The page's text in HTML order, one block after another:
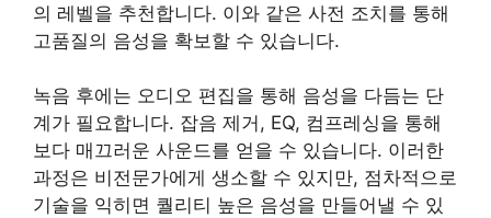
의 레벨을 추천합니다. 이와 같은 사전 조치를 통해
고품질의 음성을 확보할 수 있습니다.
녹음 후에는 오디오 편집을 통해 음성을 다듬는 단
계가 필요합니다. 잡음 제거, EQ, 컴프레싱을 통해
보다 매끄러운 사운드를 얻을 수 있습니다. 이러한
과정은 비전문가에게 생소할 수 있지만, 점차적으로
기술을 익히면 퀄리티 높은 음성을 만들어낼 수 있